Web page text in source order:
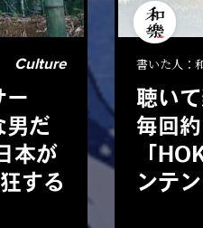
Culture
ー
男だ
本が
する
書いた人：
聴い
毎回
「
ンテ